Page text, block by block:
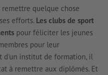
quelque chose
efforts. Les clubs de sport
pour féliciter les jeunes
pour leur
d'un institut de formation, il
à remettre aux diplômés. Et